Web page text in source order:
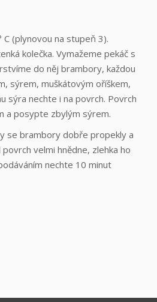
(plynovou na stupeň 3).
kolečka. Vymažeme pekáč s
do něj brambory, každou
sýrem, muškátovým oříškem,
sýra nechte i na povrch. Povrch
a posypte zbylým sýrem.
se brambory dobře propekly a
velmi hnědne, zlehka ho
nechte 10 minut